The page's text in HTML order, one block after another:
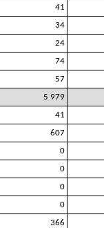
41
34
24
74
57
5 979
41
607
0
0
0
0
366